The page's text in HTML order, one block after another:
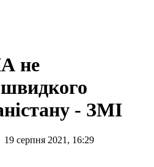
не
- ЗМІ
19 серпня 2021, 16:29